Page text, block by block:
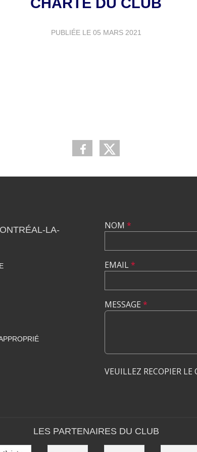
PUBLIÉE LE 05 MARS 2021
LA-
NOM *
EMAIL*
MESSAGE *
VEUILLEZ RECOPIER LE
LES PARTENAIRES DU CLUB